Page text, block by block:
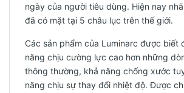
ngày của người tiêu dùng. Hiện nay
đã có mặt tại 5 châu lục trên thế giới.
Các sản phẩm của Luminarc được biết
năng chịu cường lực cao hơn những
thông thường, khả năng chống xước
năng chịu sự thay đổi nhiệt độ. Được